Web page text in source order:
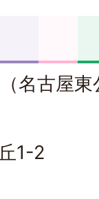
名古屋東
1-2